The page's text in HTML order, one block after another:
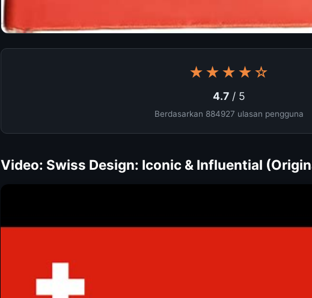
★★★★☆
4.7 / 5
Berdasarkan 884927 ulasan pengguna
Video: Swiss Design: Iconic & Influential